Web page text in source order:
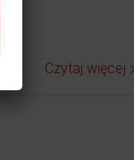
Czytaj więcej